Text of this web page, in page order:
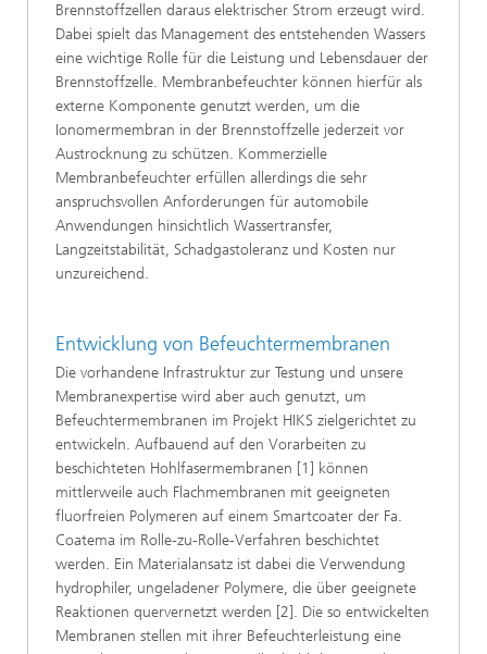
Brennstoffzellen daraus elektrischer Strom erzeugt wird.
Dabei spielt das Management des entstehenden Wassers
eine wichtige Rolle für die Leistung und Lebensdauer der
Brennstoffzelle. Membranbefeuchter können hierfür als
externe Komponente genutzt werden, um die
Ionomermembran in der Brennstoffzelle jederzeit vor
Austrocknung zu schützen. Kommerzielle
Membranbefeuchter erfüllen allerdings die sehr
anspruchsvollen Anforderungen für automobile
Anwendungen hinsichtlich Wassertransfer,
Langzeitstabilität, Schadgastoleranz und Kosten nur
unzureichend.
Entwicklung von Befeuchtermembranen
Die vorhandene Infrastruktur zur Testung und unsere
Membranexpertise wird aber auch genutzt, um
Befeuchtermembranen im Projekt HIKS zielgerichtet zu
entwickeln. Aufbauend auf den Vorarbeiten zu
beschichteten Hohlfasermembranen [1] können
mittlerweile auch Flachmembranen mit geeigneten
fluorfreien Polymeren auf einem Smartcoater der Fa.
Coatema im Rolle-zu-Rolle-Verfahren beschichtet
werden. Ein Materialansatz ist dabei die Verwendung
hydrophiler, ungeladener Polymere, die über geeignete
Reaktionen quervernetzt werden [2]. Die so entwickelten
Membranen stellen mit ihrer Befeuchterleistung eine